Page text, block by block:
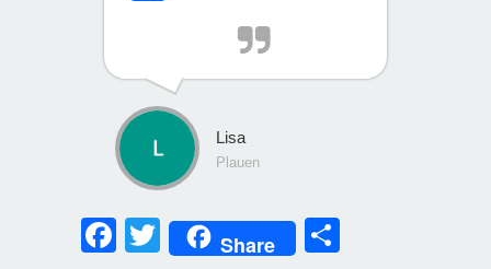
Lisa
Plauen
Facebook
Twitter
Share